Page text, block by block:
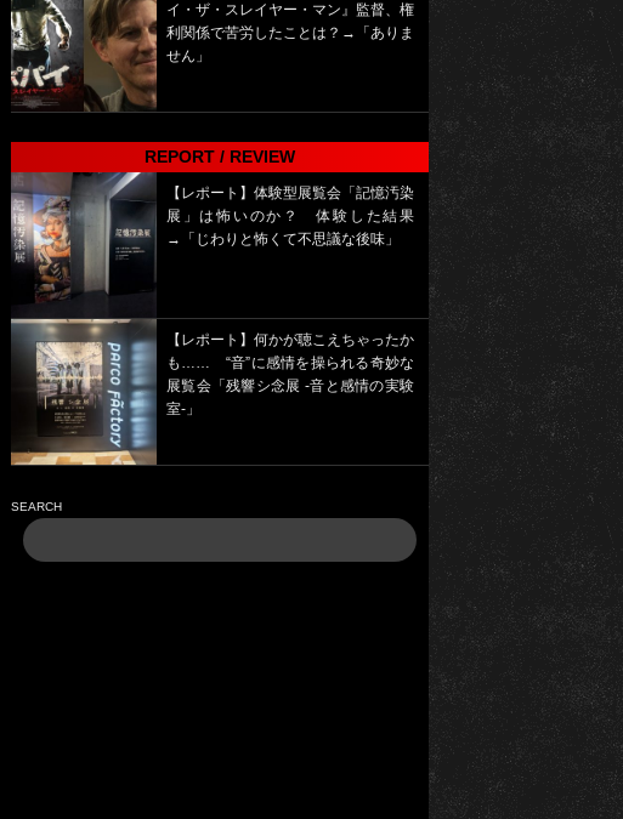
イ・ザ・スレイヤー・マン』監督、権
利関係で苦労したことは？→「ありま
せん」
REPORT / REVIEW
【レポート】体験型展覧会「記憶汚染
展」は怖いのか？ 体験した結果
→「じわりと怖くて不思議な後味」
【レポート】何かが聴こえちゃったか
も…… “音”に感情を操られる奇妙な
展覧会「残響シ念展 -⾳と感情の実験
室-」
SEARCH